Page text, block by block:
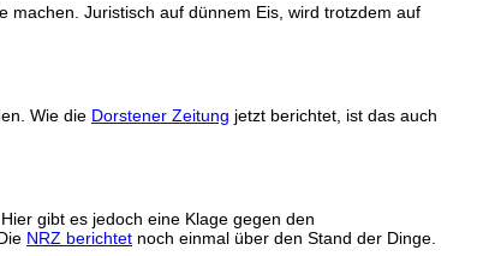
machen. Juristisch auf dünnem Eis, wird trotzdem auf
Wie die Dorstener Zeitung jetzt berichtet, ist das auch
gibt es jedoch eine Klage gegen den
NRZ berichtet noch einmal über den Stand der Dinge.